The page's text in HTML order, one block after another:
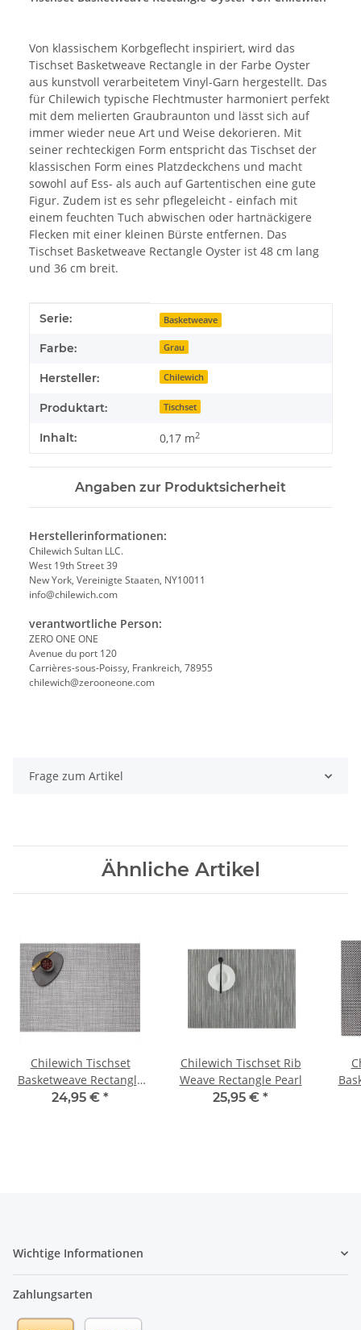
Von klassischem Korbgeflecht inspiriert, wird das
Tischset Basketweave Rectangle in der Farbe Oyster
aus kunstvoll verarbeitetem Vinyl-Garn hergestellt. Das
für Chilewich typische Flechtmuster harmoniert perfekt
mit dem melierten Graubraunton und lässt sich auf
immer wieder neue Art und Weise dekorieren. Mit
seiner rechteckigen Form entspricht das Tischset der
klassischen Form eines Platzdeckchens und macht
sowohl auf Ess- als auch auf Gartentischen eine gute
Figur. Zudem ist es sehr pflegeleicht - einfach mit
einem feuchten Tuch abwischen oder hartnäckigere
Flecken mit einer kleinen Bürste entfernen. Das
Tischset Basketweave Rectangle Oyster ist 48 cm lang
und 36 cm breit.
Produkteigenschaft
Wert
Serie: Basketweave
Farbe: Grau
Hersteller: Chilewich
Produktart: Tischset
Inhalt: 0,17 m2
Angaben zur Produktsicherheit
Herstellerinformationen:
Chilewich Sultan LLC.
West 19th Street 39
New York, Vereinigte Staaten, NY10011
info@chilewich.com
verantwortliche Person:
ZERO ONE ONE
Avenue du port 120
Carrières-sous-Poissy, Frankreich, 78955
chilewich@zerooneone.com
Frage zum Artikel
Ähnliche Artikel
Chilewich Tischset
Basketweave Rectangle
Shadow
24,95 € *
Chilewich Tischset Rib
Weave Rectangle Pearl
25,95 € *
Wichtige Informationen
Zahlungsarten